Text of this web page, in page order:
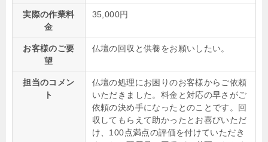
実際の作業料
金
35,000円
お客様のご要
望
仏壇の回収と供養をお願いしたい。
担当のコメン
ト
仏壇の処理にお困りのお客様からご依頼
いただきました。料金と対応の早さがご
依頼の決め手になったとのことです。回
収してもらえて助かったとお喜びいただ
け、100点満点の評価を付けていただき